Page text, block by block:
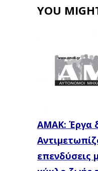
YOU
ΑΜΑΚ: Έργα
επενδύσεις